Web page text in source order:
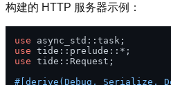
构建的 HTTP 服务器示例：
use
use
use tide::Request;
#[derive(Debug, Serialize,